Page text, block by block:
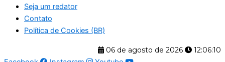
Seja um redator
Contato
Política de Cookies (BR)
06 de agosto de 2026
12:06:11